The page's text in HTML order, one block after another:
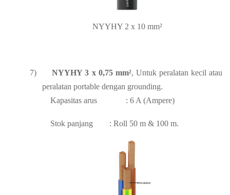
NYYHY 2 x 10 mm²
7) NYYHY 3 x 0,75 mm², Untuk peralatan kecil atau
peralatan portable dengan grounding.
Kapasitas arus
: 6 A (Ampere)
Stok panjang : Roll 50 m & 100 m.